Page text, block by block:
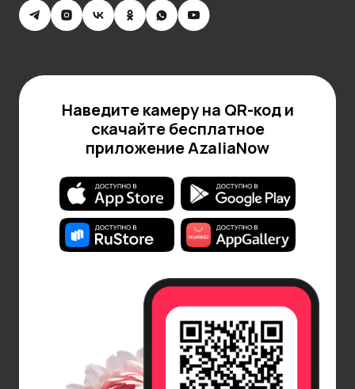
Наведите камеру на QR-код и
скачайте бесплатное
приложение AzaliaNow